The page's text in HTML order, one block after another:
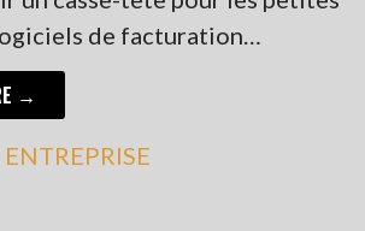
de facturation…
→
ENTREPRISE